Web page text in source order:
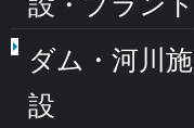
ダム・河川施
設